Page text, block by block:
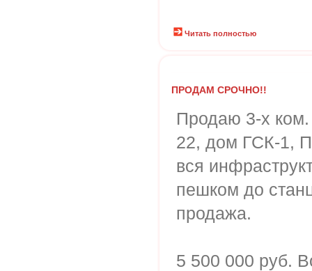
Читать полностью
ПРОДАМ СРОЧНО!!
Продаю 3-х ком.
22, дом ГСК-1,
вся
пешком до
продажа.
5 500 000 руб.